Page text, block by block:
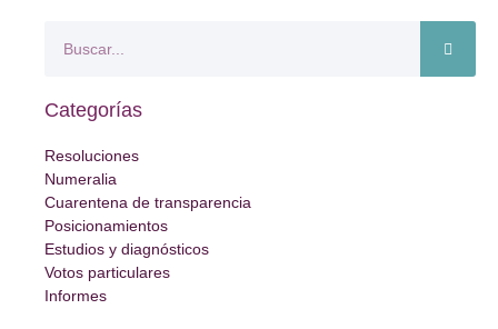
Categorías
Resoluciones
Numeralia
Cuarentena de transparencia
Posicionamientos
Estudios y diagnósticos
Votos particulares
Informes